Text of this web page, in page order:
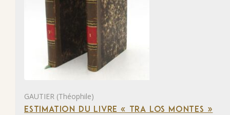
GAUTIER (Théophile)
ESTIMATION DU LIVRE « TRA LOS MONTES »